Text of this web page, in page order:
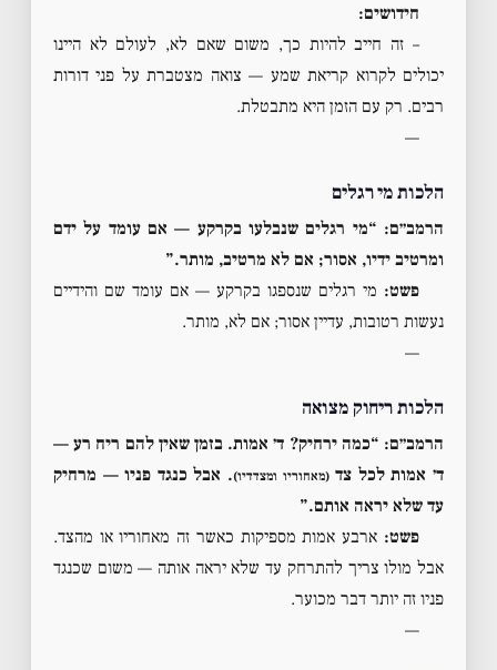
חידושים:
– זה חייב להיות כך, משום שאם לא, לעולם לא היינו
יכולים לקרוא קריאת שמע — צואה מצטברת על פני דורות
רבים. רק עם הזמן היא מתבטלת.
—
הלכות מי רגלים
הרמב״ם: “מי רגלים שנבלעו בקרקע — אם עומד על ידם
ומרטיב ידיו, אסור; אם לא מרטיב, מותר.”
פשט: מי רגלים שנספגו בקרקע — אם עומד שם והידיים
נעשות רטובות, עדיין אסור; אם לא, מותר.
—
הלכות ריחוק מצואה
הרמב״ם: “כמה ירחיק? ד׳ אמות. בזמן שאין להם ריח רע —
ד׳ אמות לכל צד(מאחוריו ומצדדיו). אבל כנגד פניו — מרחיק
עד שלא יראה אותם.”
פשט: ארבע אמות מספיקות כאשר זה מאחוריו או מהצד.
אבל מולו צריך להתרחק עד שלא יראה אותה — משום שכנגד
פניו זה יותר דבר מכוער.
—